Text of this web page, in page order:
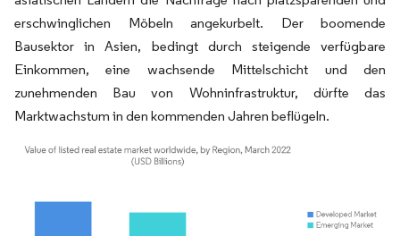
erschwinglichen Möbeln angekurbelt. Der boomende
Bausektor in Asien, bedingt durch steigende verfügbare
Einkommen, eine wachsende Mittelschicht und den
zunehmenden Bau von Wohninfrastruktur, dürfte das
Marktwachstum in den kommenden Jahren beflügeln.